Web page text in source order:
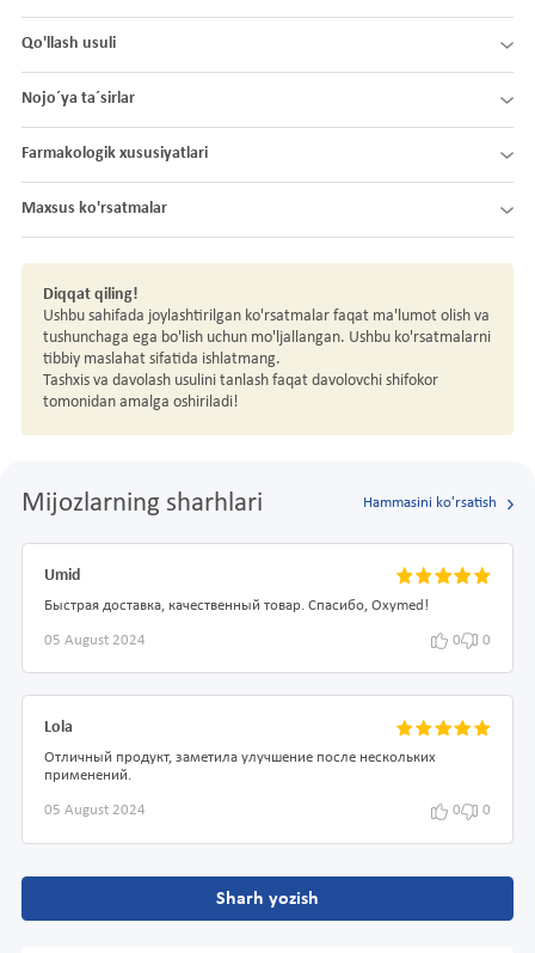
Qo'llash usuli
Nojo´ya ta´sirlar
Farmakologik xususiyatlari
Maxsus ko'rsatmalar
Diqqat qiling!
Ushbu sahifada joylashtirilgan ko'rsatmalar faqat ma'lumot olish va
tushunchaga ega bo'lish uchun mo'ljallangan. Ushbu ko'rsatmalarni
tibbiy maslahat sifatida ishlatmang.
Tashxis va davolash usulini tanlash faqat davolovchi shifokor
tomonidan amalga oshiriladi!
Mijozlarning sharhlari Hammasini ko'rsatish
Umid
Быстрая доставка, качественный товар. Спасибо, Oxymed!
05 August 2024 0 0
Lola
Отличный продукт, заметила улучшение после нескольких
применений.
05 August 2024 0 0
Sharh yozish